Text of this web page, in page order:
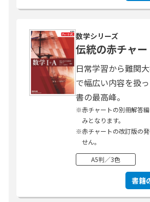
数学シリーズ
伝統の赤チャー
日常学習から難関
で幅広い内容を扱
書の最高峰。
※赤チャートの別冊解答
みとなります。
※赤チャートの改訂版の
せん。
A5判／3色
書籍